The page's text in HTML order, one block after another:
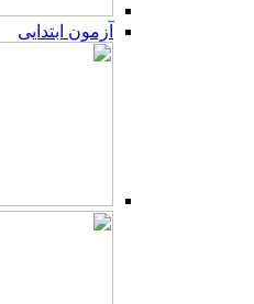
آزمون ابتدایی